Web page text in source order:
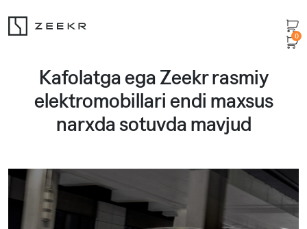
0
Kafolatga ega Zeekr rasmiy
elektromobillari endi maxsus
narxda sotuvda mavjud